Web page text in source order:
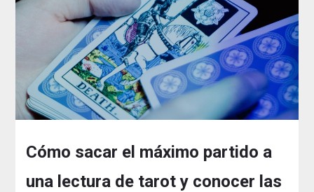
Cómo sacar el máximo partido a
una lectura de tarot y conocer las